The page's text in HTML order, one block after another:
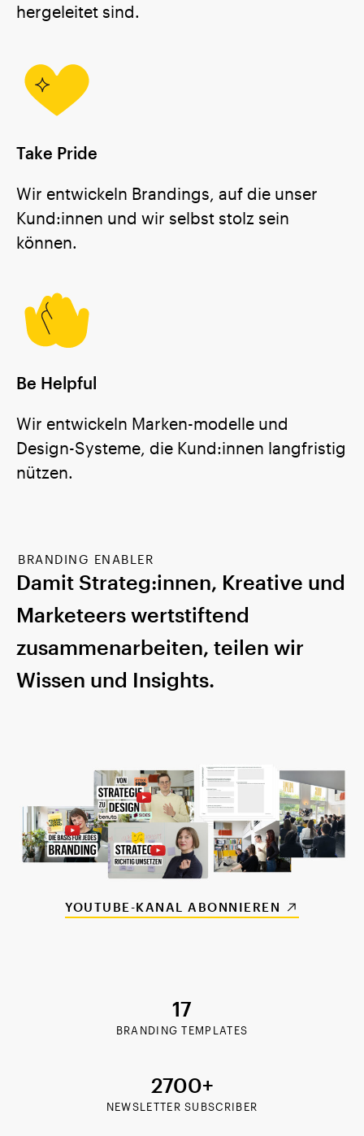
hergeleitet sind.
Take Pride
Wir entwickeln Brandings, auf die unser
Kund:innen und wir selbst stolz sein
können.
Be Helpful
Wir entwickeln Marken-modelle und
Design-Systeme, die Kund:innen langfristig
nützen.
BRANDING ENABLER
Damit Strateg:innen, Kreative und
Marketeers wertstiftend
zusammenarbeiten, teilen wir
Wissen und Insights.
YOUTUBE-KANAL ABONNIEREN
17
BRANDING TEMPLATES
2700+
NEWSLETTER SUBSCRIBER